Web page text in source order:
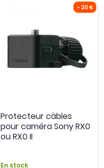
Protecteur câbles
pour caméra Sony RX0
ou RX0 II
En stock